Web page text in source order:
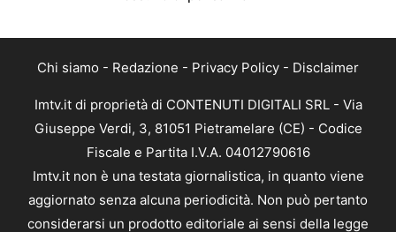
Chi siamo - Redazione - Privacy Policy - Disclaimer
Imtv.it di proprietà di CONTENUTI DIGITALI SRL - Via
Giuseppe Verdi, 3, 81051 Pietramelare (CE) - Codice
Fiscale e Partita I.V.A. 04012790616
Imtv.it non è una testata giornalistica, in quanto viene
aggiornato senza alcuna periodicità. Non può pertanto
considerarsi un prodotto editoriale ai sensi della legge